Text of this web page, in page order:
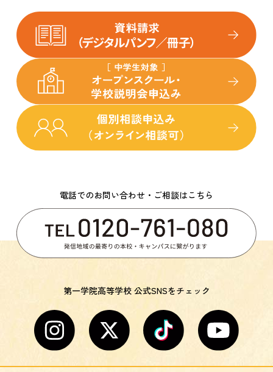
電話でのお問い合わせ・ご相談はこちら
第一学院高等学校 公式SNSをチェック